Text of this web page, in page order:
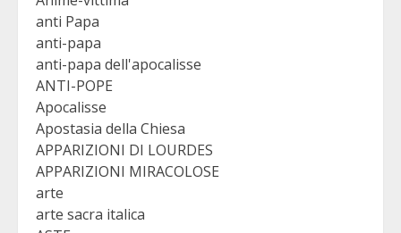
anti Papa
anti-papa
anti-papa dell'apocalisse
ANTI-POPE
Apocalisse
Apostasia della Chiesa
APPARIZIONI DI LOURDES
APPARIZIONI MIRACOLOSE
arte
arte sacra italica